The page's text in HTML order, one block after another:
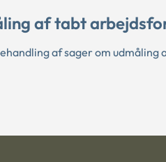
af tabt
af sager om